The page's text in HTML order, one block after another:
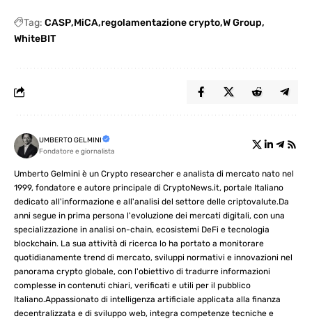
Tag: CASP MiCA regolamentazione crypto W Group
WhiteBIT
UMBERTO GELMINI
Fondatore e giornalista
Umberto Gelmini è un Crypto researcher e analista di mercato nato nel
1999, fondatore e autore principale di CryptoNews.it, portale Italiano
dedicato all'informazione e all'analisi del settore delle criptovalute.Da
anni segue in prima persona l'evoluzione dei mercati digitali, con una
specializzazione in analisi on-chain, ecosistemi DeFi e tecnologia
blockchain. La sua attività di ricerca lo ha portato a monitorare
quotidianamente trend di mercato, sviluppi normativi e innovazioni nel
panorama crypto globale, con l'obiettivo di tradurre informazioni
complesse in contenuti chiari, verificati e utili per il pubblico
Italiano.Appassionato di intelligenza artificiale applicata alla finanza
decentralizzata e di sviluppo web, integra competenze tecniche e